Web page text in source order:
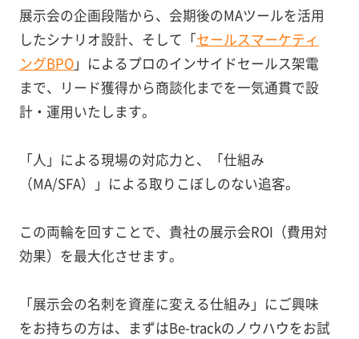
展示会の企画段階から、会期後のMAツールを活用
したシナリオ設計、そして「セールスマーケティ
ングBPO」によるプロのインサイドセールス架電
まで、リード獲得から商談化までを一気通貫で設
計・運用いたします。
「人」による現場の対応力と、「仕組み
（MA/SFA）」による取りこぼしのない追客。
この両輪を回すことで、貴社の展示会ROI（費用対
効果）を最大化させます。
「展示会の名刺を資産に変える仕組み」にご興味
をお持ちの方は、まずはBe-trackのノウハウをお試